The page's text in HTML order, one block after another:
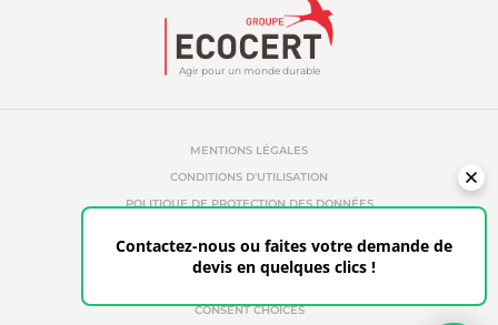
Agir pour un monde durable
MENTIONS LÉGALES
CONDITIONS D'UTILISATION
POLITIQUE DE PROTECTION DES DONNÉES
RÉFÉRENCES ABUSIVES
CONSENT CHOICES
Contactez-nous ou faites votre demande de
devis en quelques clics !